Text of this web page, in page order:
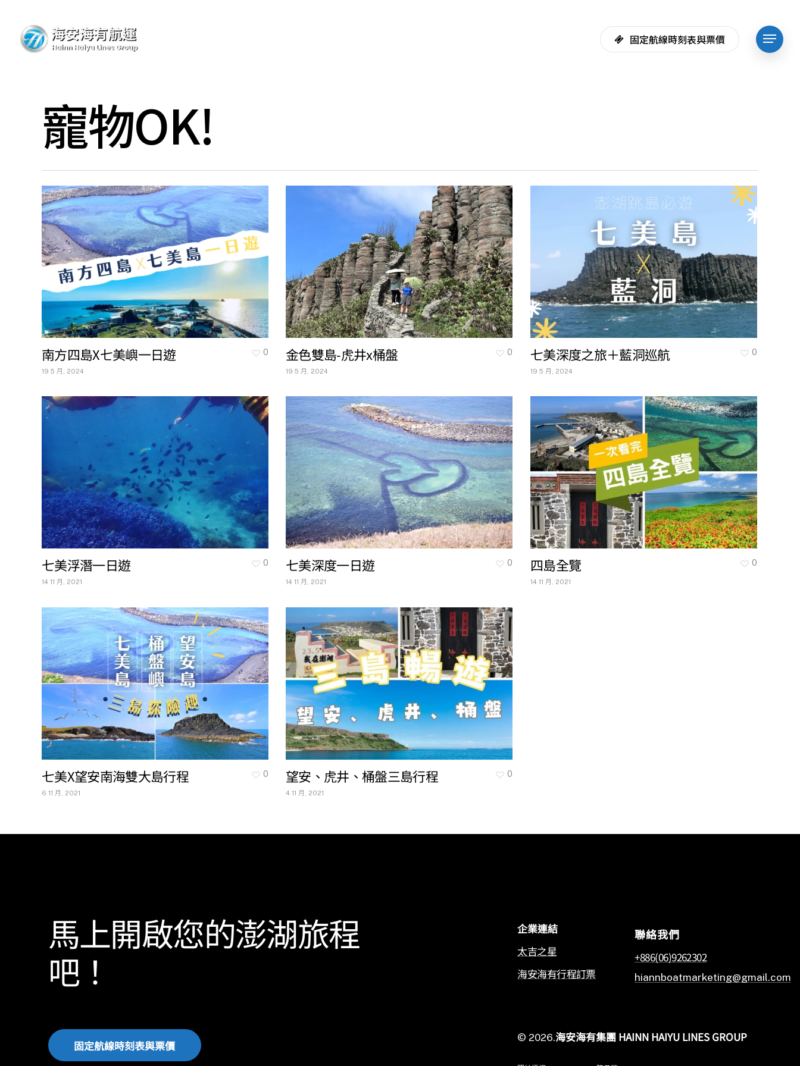
main
content
固定航線時刻表與票價 Menu
寵物OK!
南方四島X七美嶼一日遊
19 5 月, 2024
0 金色雙島-虎井x桶盤
19 5 月, 2024
0 七美深度之旅＋藍洞巡航
19 5 月, 2024
0
七美浮潛一日遊
14 11 月, 2021
0 七美深度一日遊
14 11 月, 2021
0 四島全覽
14 11 月, 2021
0
七美X望安南海雙大島行程
6 11 月, 2021
0 望安、虎井、桶盤三島行程
4 11 月, 2021
0
馬上開啟您的澎湖旅程
吧！
企業連結
太吉之星
海安海有行程訂票
聯絡我們
+886(06)9262302
hiannboatmarketing@gmail.com
固定航線時刻表與票價
© 2026.海安海有集團 HAINN HAIYU LINES GROUP